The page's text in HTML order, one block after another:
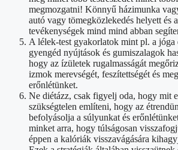
megmozgatni! Könnyű házimunka
autó vagy tömegközlekedés helyett és
tevékenységek mind mind abban
A lélek-test gyakorlatok mint pl. a jóga
gyengéd nyújtások és gumiszalagok
hogy az ízületek rugalmasságát
izmok merevségét, feszítettségét és
erőnlétünket.
Ne diétázz, csak figyelj oda, hogy mit
szükségtelen említeni, hogy az
befolyásolja a súlyunkat és
minket arra, hogy túlságosan
éppen a kalóriák visszavágására